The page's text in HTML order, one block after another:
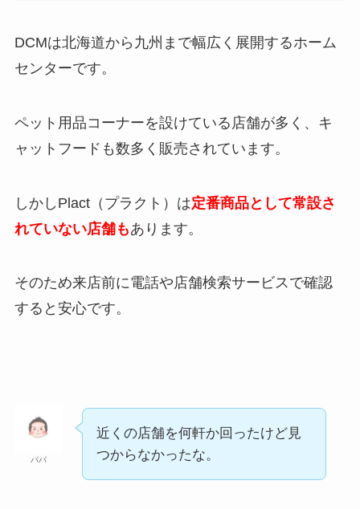
go!はどこで売ってる？楽天やAmazonの最安
値は？
DCMは北海道から九州まで幅広く展開するホーム
センターです。
ペット用品コーナーを設けている店舗が多く、キ
ャットフードも数多く販売されています。
しかしPlact（プラクト）は定番商品として常設さ
れていない店舗もあります。
そのため来店前に電話や店舗検索サービスで確認
すると安心です。
パパ
近くの店舗を何軒か回ったけど見
つからなかったな。